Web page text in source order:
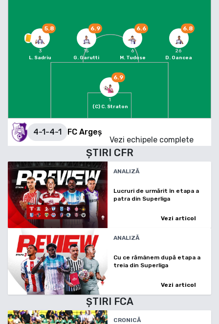
5.8
3
L. Sadriu
6.9
15
G. Garutti
6.6
6
M. Tudose
6.8
26
D. Oancea
6.9
1
(C) C. Straton
4-1-4-1
FC Argeș
Vezi echipele complete
ȘTIRI CFR
ANALIZĂ
Lucruri de urmărit în etapa a
patra din Superliga
Vezi articol
ANALIZĂ
Cu ce rămânem după etapa a
treia din Superliga
Vezi articol
ȘTIRI FCA
CRONICĂ